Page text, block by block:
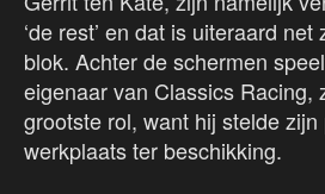
‘de rest’ en dat is uiteraard
blok. Achter de schermen
eigenaar van Classics Racing,
grootste rol, want hij stelde
werkplaats ter beschikking.